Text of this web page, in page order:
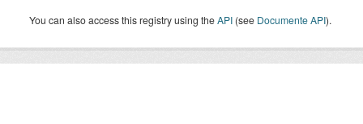
You can also access this registry using theAPI (see Documente API).